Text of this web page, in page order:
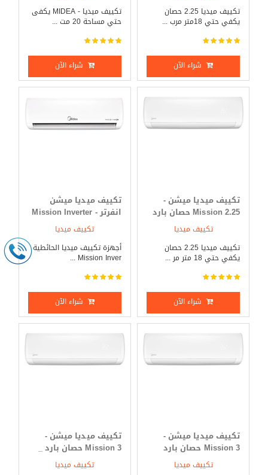
تكييف ميديا 2.25 حصان
يكفي حتي 18متر مرب ...
شراء الآن
تكييف ميديا - MIDEA يكفى
حتي مساحة 20 مت ...
شراء الآن
تكييف ميديا ميشن -
Mission 2.25 حصان بارد
تكييف ميديا
تكييف ميديا 2.25 حصان
يكفي حتي 18 متر مر ...
شراء الآن
تكييف ميديا ميشن
انفرتر - Mission Inverter
تكييف ميديا
أجهزة تكييف ميديا الحائطية
Mission Inver ...
شراء الآن
تكييف ميديا ميشن -
Mission 3 حصان بارد
تكييف ميديا
تكييف ميديا ميشن -
Mission 3 حصان بارد _
تكييف ميديا